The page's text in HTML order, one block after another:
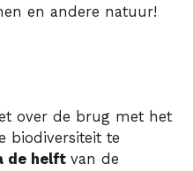
en andere natuur!
over de brug met het
biodiversiteit te
de helft van de